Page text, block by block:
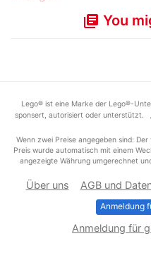
library_books You
Lego® ist eine Marke der Lego®-
sponsert, autorisiert oder unterstützt.
Wenn zwei Preise angegeben sind:
Preis wurde automatisch mit einem
angezeigte Währung umgerechnet
Über uns AGB und
Anmeldung
Anmeldung für